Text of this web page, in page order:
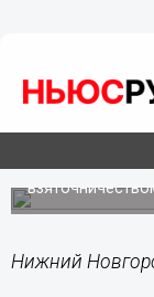
28.08.202011:58
Лазарев
Проект призван
Нижний